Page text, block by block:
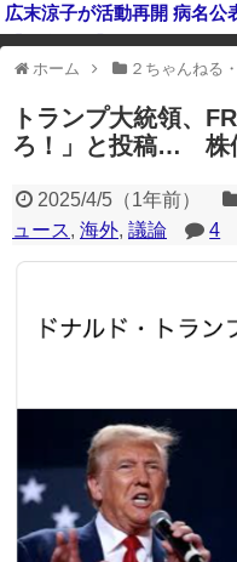
【金利上昇】 年24万円負
一部のコンテンツが表示されな
たりする場合があります。
ホーム ２ちゃんねる
トランプ大統領、
ろ！」と投稿… 株
2025/4/5（1年前）
ュース, 海外, 議論 4